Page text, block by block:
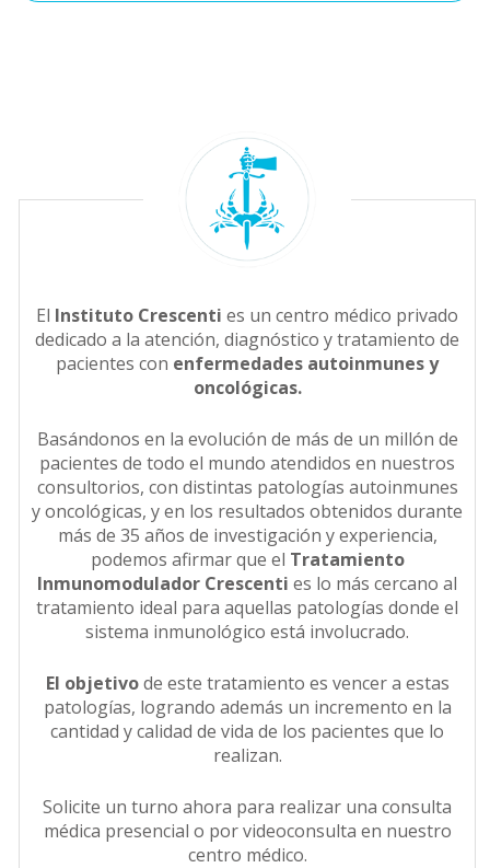
El Instituto Crescenti es un centro médico privado
dedicado a la atención, diagnóstico y tratamiento de
pacientes con enfermedades autoinmunes y
oncológicas.
Basándonos en la evolución de más de un millón de
pacientes de todo el mundo atendidos en nuestros
consultorios, con distintas patologías autoinmunes
y oncológicas, y en los resultados obtenidos durante
más de 35 años de investigación y experiencia,
podemos afirmar que el Tratamiento
Inmunomodulador Crescenti es lo más cercano al
tratamiento ideal para aquellas patologías donde el
sistema inmunológico está involucrado.
El objetivode este tratamiento es vencer a estas
patologías, logrando además un incremento en la
cantidad y calidad de vida de los pacientes que lo
realizan.
Solicite un turno ahora para realizar una consulta
médica presencial o por videoconsulta en nuestro
centro médico.